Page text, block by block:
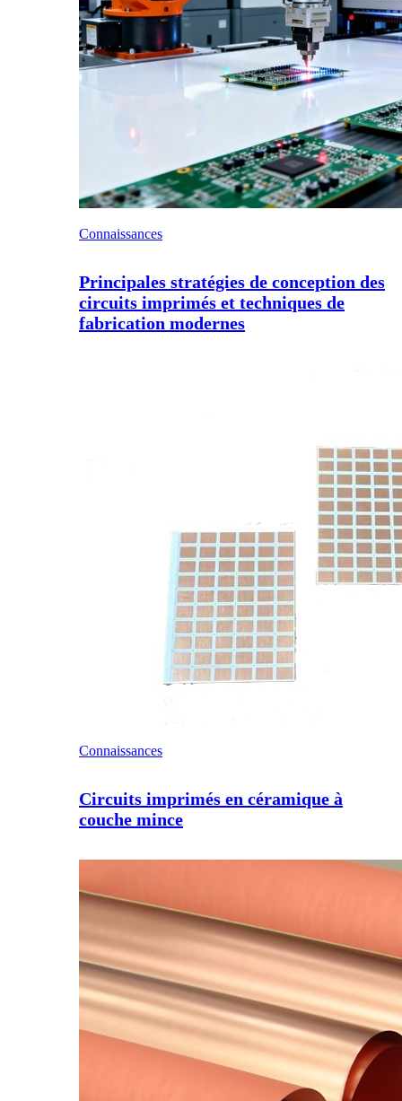
Connaissances
Principales stratégies de conception des
circuits imprimés et techniques de
fabrication modernes
Connaissances
Circuits imprimés en céramique à
couche mince